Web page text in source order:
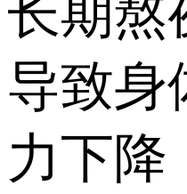
长期熬
导致身
力下降